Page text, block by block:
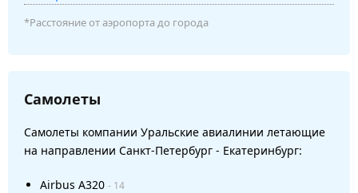
*Расстояние от аэропорта до города
Самолеты
Самолеты компании Уральские авиалинии летающие
на направлении Санкт-Петербург - Екатеринбург:
Airbus A320 - 14